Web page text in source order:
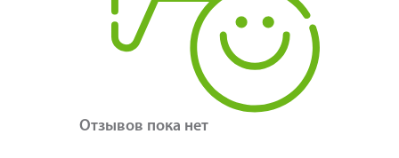
Отзывов пока нет